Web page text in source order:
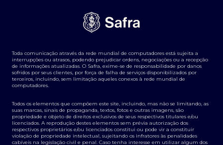
Transparência de remuneração
Termos e Condições para Portabilidade de Investimento
Toda comunicação através da rede mundial de computadores está sujeita a
interrupções ou atrasos, podendo prejudicar ordens, negociações ou a recepção
de informações atualizadas. O Safra, exime-se de responsabilidade por danos
sofridos por seus clientes, por força de falha de serviços disponibilizados por
terceiros, incluindo, sem limitação aqueles conexos à rede mundial de
computadores.
Todos os elementos que compõem este site, incluindo, mas não se limitando, as
suas marcas, sinais de propaganda, textos, fotos e outras imagens, são
propriedade e objeto de direitos exclusivos de seus respectivos titulares e/ou
licenciados. A reprodução destes elementos sem prévia autorização dos
respectivos proprietários e/ou licenciados constitui ou pode vir a constituir
violação de propriedade intelectual, sujeitando os infratores às penalidades
cabíveis na legislação civil e penal. Caso tenha interesse em utilizar algum dos